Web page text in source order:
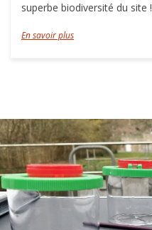
superbe biodiversité du site !
En savoir plus